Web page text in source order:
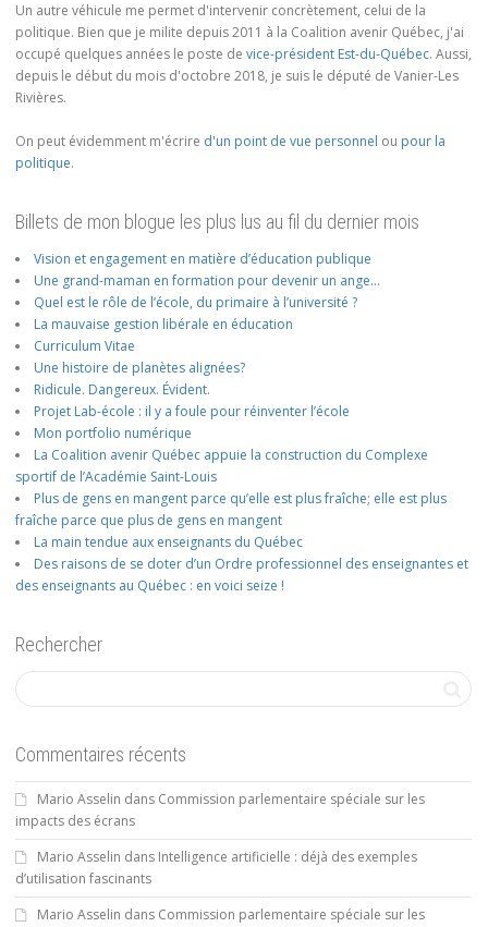
Un autre véhicule me permet d'intervenir concrètement, celui de la
politique. Bien que je milite depuis 2011 à la Coalition avenir Québec, j'ai
occupé quelques années le poste de vice-président Est-du-Québec. Aussi,
depuis le début du mois d'octobre 2018, je suis le député de Vanier-Les
Rivières.
On peut évidemment m'écrire d'un point de vue personnel ou pour la
politique.
Billets de mon blogue les plus lus au fil du dernier mois
Vision et engagement en matière d’éducation publique
Une grand-maman en formation pour devenir un ange…
Quel est le rôle de l’école, du primaire à l’université ?
La mauvaise gestion libérale en éducation
Curriculum Vitae
Une histoire de planètes alignées?
Ridicule. Dangereux. Évident.
Projet Lab-école : il y a foule pour réinventer l’école
Mon portfolio numérique
La Coalition avenir Québec appuie la construction du Complexe
sportif de l’Académie Saint-Louis
Plus de gens en mangent parce qu’elle est plus fraîche; elle est plus
fraîche parce que plus de gens en mangent
La main tendue aux enseignants du Québec
Des raisons de se doter d’un Ordre professionnel des enseignantes et
des enseignants au Québec : en voici seize !
Rechercher
Commentaires récents
Mario Asselin dans Commission parlementaire spéciale sur les
impacts des écrans
Mario Asselin dans Intelligence artificielle : déjà des exemples
d’utilisation fascinants
Mario Asselin dans Commission parlementaire spéciale sur les